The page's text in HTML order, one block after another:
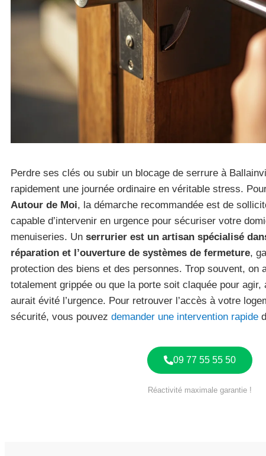
Perdre ses clés ou subir un blocage de serrure à
rapidement une journée ordinaire en véritable stress.
Autour de Moi, la démarche recommandée est de
capable d’intervenir en urgence pour sécuriser votre
menuiseries. Un serrurier est un artisan spécialisé
réparation et l’ouverture de systèmes de fermeture,
protection des biens et des personnes. Trop souvent, on
totalement grippée ou que la porte soit claquée pour agir,
aurait évité l’urgence. Pour retrouver l’accès à votre
sécurité, vous pouvez demander une intervention rapide
09 77 55 55 50
Réactivité maximale garantie !